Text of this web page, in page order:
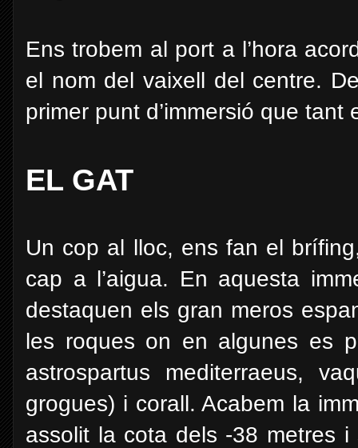
Ens trobem al port a l’hora
el nom del vaixell del centre.
primer punt d’immersió que tant
EL GAT
Un cop al lloc, ens fan el
cap a l’aigua. En aquesta
destaquen els gran meros
les roques on en algunes es
astrospartus mediterraeus,
grogues) i corall. Acabem la
assolit la cota dels -38 metres